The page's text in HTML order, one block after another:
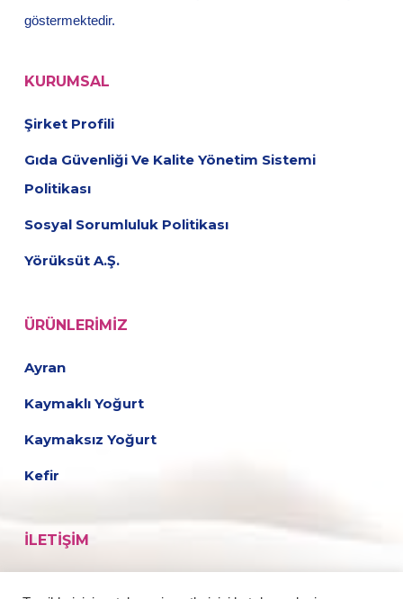
göstermektedir.
KURUMSAL
Şirket Profili
Gıda Güvenliği Ve Kalite Yönetim Sistemi
Politikası
Sosyal Sorumluluk Politikası
Yörüksüt A.Ş.
ÜRÜNLERIMIZ
Ayran
Kaymaklı Yoğurt
Kaymaksız Yoğurt
Kefir
İLETIŞIM